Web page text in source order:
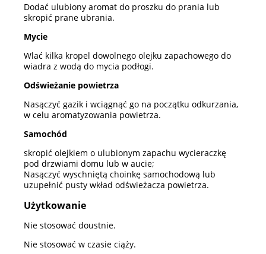
Dodać ulubiony aromat do proszku do prania lub
skropić prane ubrania.
Mycie
Wlać kilka kropel dowolnego olejku zapachowego do
wiadra z wodą do mycia podłogi.
Odświeżanie powietrza
Nasączyć gazik i wciągnąć go na początku odkurzania,
w celu aromatyzowania powietrza.
Samochód
skropić olejkiem o ulubionym zapachu wycieraczkę
pod drzwiami domu lub w aucie;
Nasączyć wyschniętą choinkę samochodową lub
uzupełnić pusty wkład odświeżacza powietrza.
Użytkowanie
Nie stosować doustnie.
Nie stosować w czasie ciąży.